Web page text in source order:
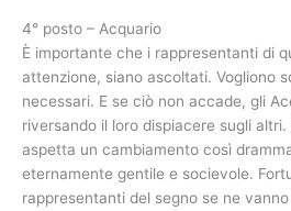
4° posto – Acquario
È importante che i rappresentanti di
attenzione, siano ascoltati. Vogliono
necessari. E se ciò non accade, gli
riversando il loro dispiacere sugli
aspetta un cambiamento così
eternamente gentile e socievole.
rappresentanti del segno se ne